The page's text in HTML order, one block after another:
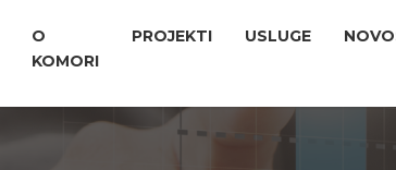
O
KOMORI
PROJEKTI USLUGE